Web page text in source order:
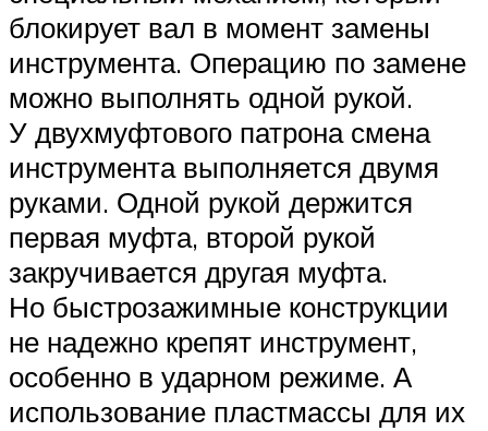
блокирует вал в момент замены
инструмента. Операцию по замене
можно выполнять одной рукой.
У двухмуфтового патрона смена
инструмента выполняется двумя
руками. Одной рукой держится
первая муфта, второй рукой
закручивается другая муфта.
Но быстрозажимные конструкции
не надежно крепят инструмент,
особенно в ударном режиме. А
использование пластмассы для их